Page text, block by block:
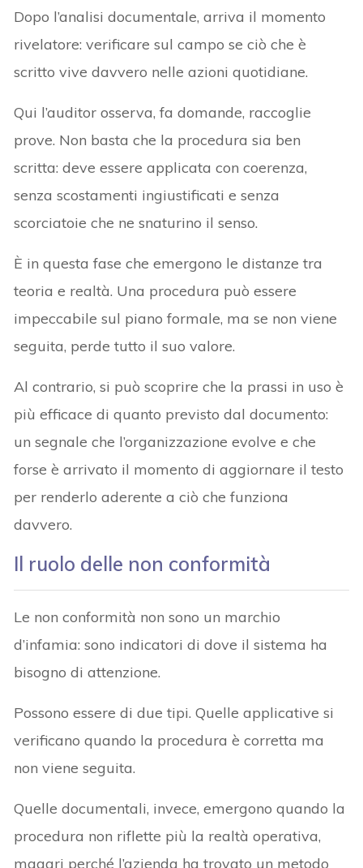
Dopo l’analisi documentale, arriva il momento
rivelatore: verificare sul campo se ciò che è
scritto vive davvero nelle azioni quotidiane.
Qui l’auditor osserva, fa domande, raccoglie
prove. Non basta che la procedura sia ben
scritta: deve essere applicata con coerenza,
senza scostamenti ingiustificati e senza
scorciatoie che ne snaturino il senso.
È in questa fase che emergono le distanze tra
teoria e realtà. Una procedura può essere
impeccabile sul piano formale, ma se non viene
seguita, perde tutto il suo valore.
Al contrario, si può scoprire che la prassi in uso è
più efficace di quanto previsto dal documento:
un segnale che l’organizzazione evolve e che
forse è arrivato il momento di aggiornare il testo
per renderlo aderente a ciò che funziona
davvero.
Il ruolo delle non conformità
Le non conformità non sono un marchio
d’infamia: sono indicatori di dove il sistema ha
bisogno di attenzione.
Possono essere di due tipi. Quelle applicative si
verificano quando la procedura è corretta ma
non viene seguita.
Quelle documentali, invece, emergono quando la
procedura non riflette più la realtà operativa,
magari perché l’azienda ha trovato un metodo